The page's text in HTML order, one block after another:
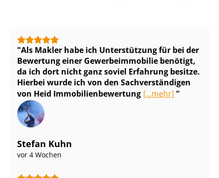
Als Makler habe ich Unterstützung für bei der
Bewertung einer Ge­wer­be­im­mo­bi­lie benötigt,
da ich dort nicht ganz soviel Erfahrung besitze.
Hierbei wurde ich von den Sach­ver­stän­di­gen
von Heid Im­mo­bi­li­en­be­wer­tung [...mehr]
Stefan Kuhn
vor 4 Wochen